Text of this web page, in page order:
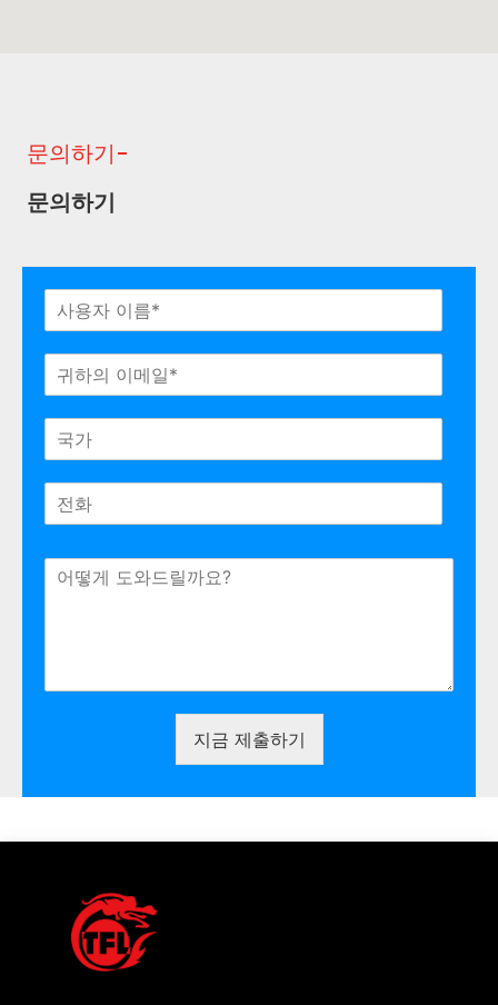
문의하기-
문의하기
지금 제출하기